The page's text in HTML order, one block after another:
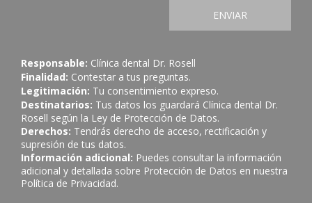
ENVIAR
Responsable: Clínica dental Dr. Rosell
Finalidad: Contestar a tus preguntas.
Legitimación: Tu consentimiento expreso.
Destinatarios: Tus datos los guardará Clínica dental Dr.
Rosell según la Ley de Protección de Datos.
Derechos: Tendrás derecho de acceso, rectificación y
supresión de tus datos.
Información adicional: Puedes consultar la información
adicional y detallada sobre Protección de Datos en nuestra
Política de Privacidad.